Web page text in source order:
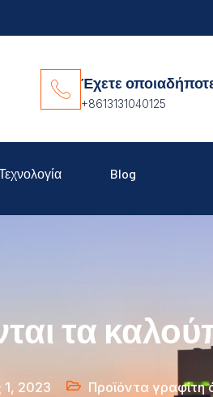
Έχετε
+8613131040125
Blog
τα
1, 2023 Προϊόντα γραφίτη